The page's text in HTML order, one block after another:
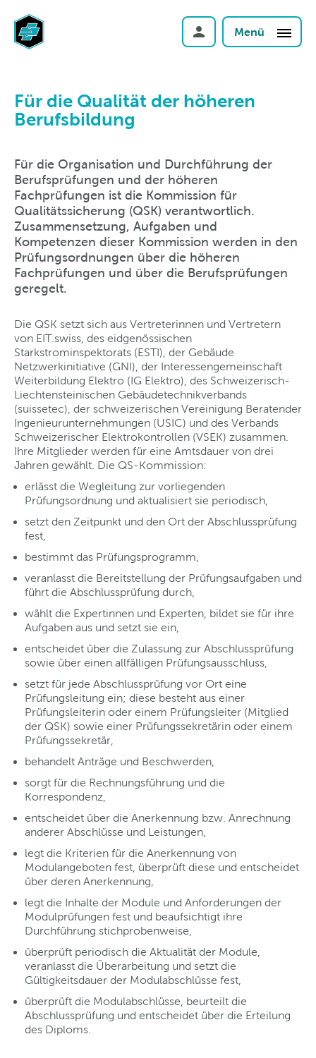
Menü
Für die Qualität der höheren
Berufsbildung
Für die Organisation und Durchführung der
Berufsprüfungen und der höheren
Fachprüfungen ist die Kommission für
Qualitätssicherung (QSK) verantwortlich.
Zusammensetzung, Aufgaben und
Kompetenzen dieser Kommission werden in den
Prüfungsordnungen über die höheren
Fachprüfungen und über die Berufsprüfungen
geregelt.
Die QSK setzt sich aus Vertreterinnen und Vertretern
von EIT.swiss, des eidgenössischen
Starkstrominspektorats (ESTI), der Gebäude
Netzwerkinitiative (GNI), der Interessengemeinschaft
Weiterbildung Elektro (IG Elektro), des Schweizerisch-
Liechtensteinischen Gebäudetechnikverbands
(suissetec), der schweizerischen Vereinigung Beratender
Ingenieurunternehmungen (USIC) und des Verbands
Schweizerischer Elektrokontrollen (VSEK) zusammen.
Ihre Mitglieder werden für eine Amtsdauer von drei
Jahren gewählt. Die QS-Kommission:
erlässt die Wegleitung zur vorliegenden
Prüfungsordnung und aktualisiert sie periodisch,
setzt den Zeitpunkt und den Ort der Abschlussprüfung
fest,
bestimmt das Prüfungsprogramm,
veranlasst die Bereitstellung der Prüfungsaufgaben und
führt die Abschlussprüfung durch,
wählt die Expertinnen und Experten, bildet sie für ihre
Aufgaben aus und setzt sie ein,
entscheidet über die Zulassung zur Abschlussprüfung
sowie über einen allfälligen Prüfungsausschluss,
setzt für jede Abschlussprüfung vor Ort eine
Prüfungsleitung ein; diese besteht aus einer
Prüfungsleiterin oder einem Prüfungsleiter (Mitglied
der QSK) sowie einer Prüfungssekretärin oder einem
Prüfungssekretär,
behandelt Anträge und Beschwerden,
sorgt für die Rechnungsführung und die
Korrespondenz,
entscheidet über die Anerkennung bzw. Anrechnung
anderer Abschlüsse und Leistungen,
legt die Kriterien für die Anerkennung von
Modulangeboten fest, überprüft diese und entscheidet
über deren Anerkennung,
legt die Inhalte der Module und Anforderungen der
Modulprüfungen fest und beaufsichtigt ihre
Durchführung stichprobenweise,
überprüft periodisch die Aktualität der Module,
veranlasst die Überarbeitung und setzt die
Gültigkeitsdauer der Modulabschlüsse fest,
überprüft die Modulabschlüsse, beurteilt die
Abschlussprüfung und entscheidet über die Erteilung
des Diploms.